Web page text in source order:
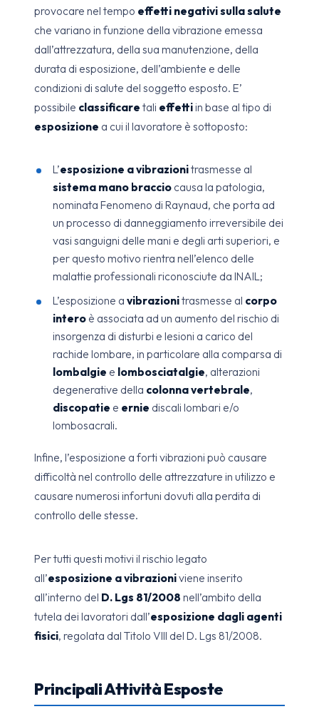
provocare nel tempo effetti negativi sulla salute
che variano in funzione della vibrazione emessa
dall’attrezzatura, della sua manutenzione, della
durata di esposizione, dell’ambiente e delle
condizioni di salute del soggetto esposto. E’
possibile classificare tali effettiin base al tipo di
esposizione a cui il lavoratore è sottoposto:
L’esposizione a vibrazionitrasmesse al
sistema mano bracciocausa la patologia,
nominata Fenomeno di Raynaud, che porta ad
un processo di danneggiamento irreversibile dei
vasi sanguigni delle mani e degli arti superiori, e
per questo motivo rientra nell’elenco delle
malattie professionali riconosciute da INAIL;
L’esposizione a vibrazionitrasmesse al corpo
interoè associata ad un aumento del rischio di
insorgenza di disturbi e lesioni a carico del
rachide lombare, in particolare alla comparsa di
lombalgie e lombosciatalgie, alterazioni
degenerative della colonna vertebrale,
discopatie e ernie discali lombari e/o
lombosacrali.
Infine, l’esposizione a forti vibrazioni può causare
difficoltà nel controllo delle attrezzature in utilizzo e
causare numerosi infortuni dovuti alla perdita di
controllo delle stesse.
Per tutti questi motivi il rischio legato
all’esposizione a vibrazioniviene inserito
all’interno del D. Lgs 81/2008 nell’ambito della
tutela dei lavoratori dall’esposizione dagli agenti
fisici, regolata dal Titolo VIII del D. Lgs 81/2008.
Principali Attività Esposte